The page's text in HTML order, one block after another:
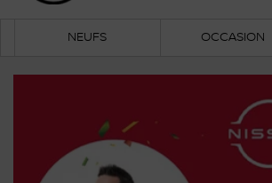
NEUFS OCCASION